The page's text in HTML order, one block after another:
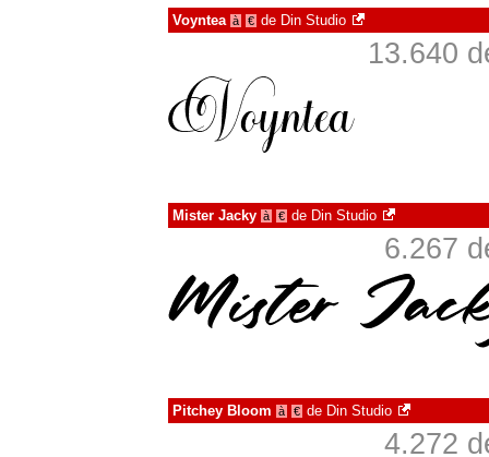
Voyntea à € de Din Studio
13.640
Mister Jacky à € de Din Studio
6.267
Pitchey Bloom à € de Din Studio
4.272